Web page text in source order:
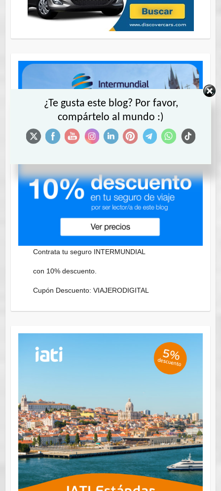
Contrata tu seguro INTERMUNDIAL
con 10% descuento.
Cupón Descuento: VIAJERODIGITAL
¿Te gusta este blog? Por favor,
compártelo al mundo :)